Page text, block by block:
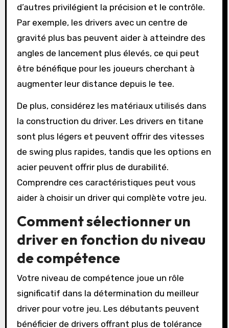
d’autres privilégient la précision et le contrôle.
Par exemple, les drivers avec un centre de
gravité plus bas peuvent aider à atteindre des
angles de lancement plus élevés, ce qui peut
être bénéfique pour les joueurs cherchant à
augmenter leur distance depuis le tee.
De plus, considérez les matériaux utilisés dans
la construction du driver. Les drivers en titane
sont plus légers et peuvent offrir des vitesses
de swing plus rapides, tandis que les options en
acier peuvent offrir plus de durabilité.
Comprendre ces caractéristiques peut vous
aider à choisir un driver qui complète votre jeu.
Comment sélectionner un
driver en fonction du niveau
de compétence
Votre niveau de compétence joue un rôle
significatif dans la détermination du meilleur
driver pour votre jeu. Les débutants peuvent
bénéficier de drivers offrant plus de tolérance